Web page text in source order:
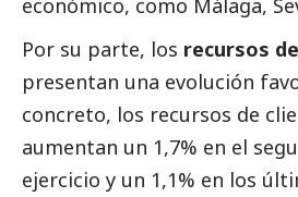
económico, como Málaga,
Por su parte, los recursos
presentan una evolución
concreto, los recursos de
aumentan un 1,7% en el
ejercicio y un 1,1% en los